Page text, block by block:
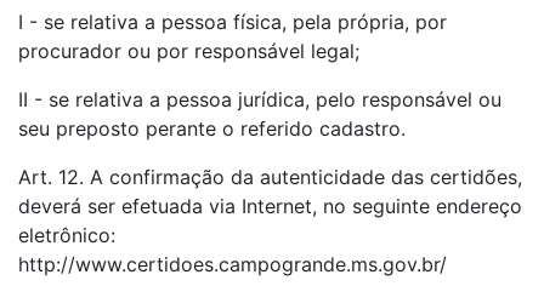
I - se relativa a pessoa física, pela própria, por
procurador ou por responsável legal;
II - se relativa a pessoa jurídica, pelo responsável ou
seu preposto perante o referido cadastro.
Art. 12. A confirmação da autenticidade das certidões,
deverá ser efetuada via Internet, no seguinte endereço
eletrônico:
http://www.certidoes.campogrande.ms.gov.br/